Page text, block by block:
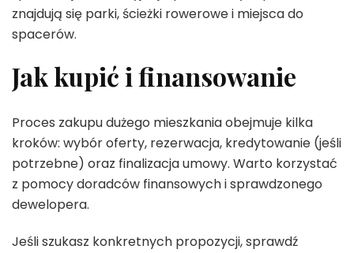
znajdują się parki, ścieżki rowerowe i miejsca do
spacerów.
Jak kupić i finansowanie
Proces zakupu dużego mieszkania obejmuje kilka
kroków: wybór oferty, rezerwacja, kredytowanie (jeśli
potrzebne) oraz finalizacja umowy. Warto korzystać
z pomocy doradców finansowych i sprawdzonego
dewelopera.
Jeśli szukasz konkretnych propozycji, sprawdź